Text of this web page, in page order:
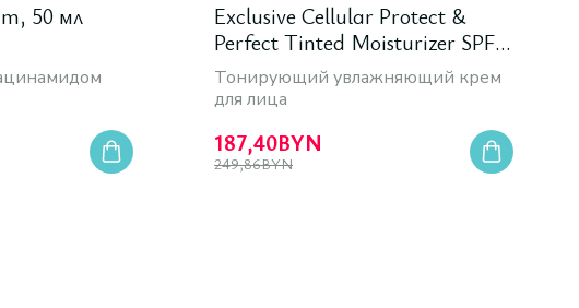
50 мл
Exclusive Cellular Protect &
Perfect Tinted Moisturizer SPF
15, 30 мл
Тонирующий увлажняющий крем
для лица
187,40BYN
249,86BYN